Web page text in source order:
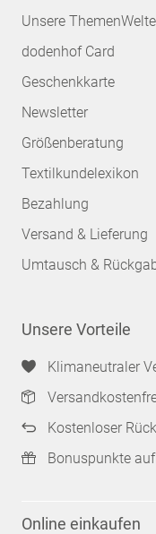
Unsere
dodenhof Card
Geschenkkarte
Newsletter
Größenberatung
Textilkundelexikon
Bezahlung
Versand & Lieferung
Umtausch &
Unsere Vorteile
Klimaneutraler
Kostenloser
Bonuspunkte
Online einkaufen